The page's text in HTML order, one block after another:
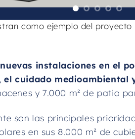
como ejemplo del proyecto
nuevas instalaciones en el
cuidado medioambiental
y 7.000 m² de patio
son las principales
en sus 8.000 m² de